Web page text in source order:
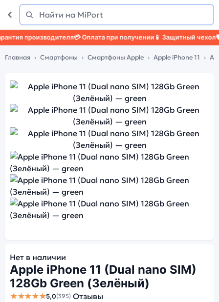
Поиск
Найти
производителя💳 Оплата при получении📱 Защитный чехол🛡️
Главная Смартфоны Смартфоны Apple Apple iPhone 11
Нет в наличии
Apple iPhone 11 (Dual nano SIM)
128Gb Green (Зелёный)
★★★★★5,0(395) Отзывы